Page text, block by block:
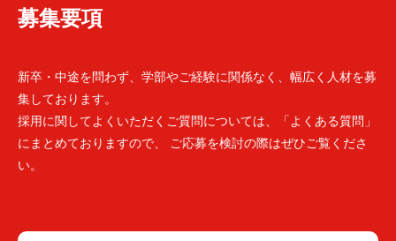
募集要項
新卒・中途を問わず、学部やご経験に関係なく、幅広く人材を募
集しております。
採用に関してよくいただくご質問については、「よくある質問」
にまとめておりますので、 ご応募を検討の際はぜひご覧くださ
い。